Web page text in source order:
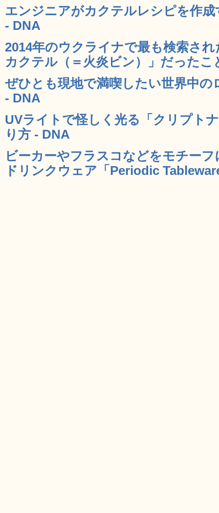
エンジニアがカクテルレシピを作
- DNA
2014年のウクライナで最も検索さ
カクテル（＝火炎ビン）」だったこ
ぜひとも現地で満喫したい世界中の
- DNA
UVライトで怪しく光る「クリプト
り方 - DNA
ビーカーやフラスコなどをモチー
ドリンクウェア「Periodic